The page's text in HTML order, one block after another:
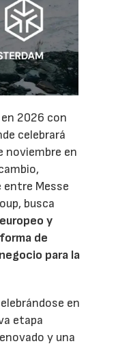
2026 con
celebrará
noviembre en
Messe
busca
y
de
para la
en
etapa
y una